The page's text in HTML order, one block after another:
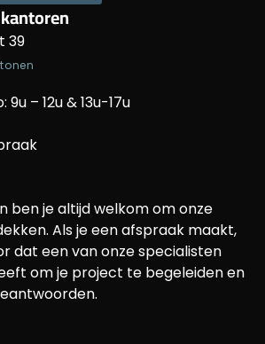
39
9u – 12u & 13u-17u
ben je altijd welkom om onze
Als je een afspraak maakt,
dat een van onze specialisten
om je project te begeleiden en